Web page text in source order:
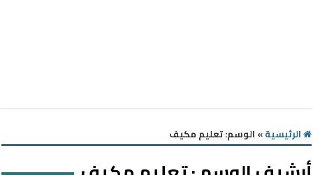
الرئيسية» الوسم:تعليم مكيف